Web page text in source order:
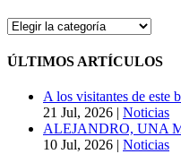
CATEGORÍAS
BLOG
ÚLTIMOS ARTÍCULOS
A los visitantes de este
21 Jul, 2026 | Noticias
ALEJANDRO, UNA
10 Jul, 2026 | Noticias